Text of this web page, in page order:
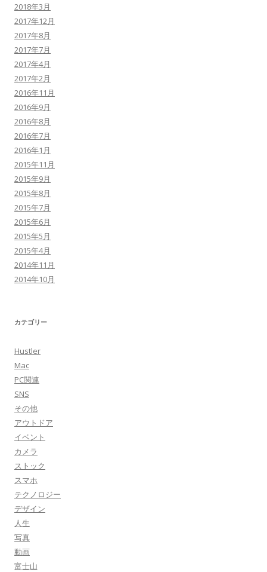
2018年3月
2017年12月
2017年8月
2017年7月
2017年4月
2017年2月
2016年11月
2016年9月
2016年8月
2016年7月
2016年1月
2015年11月
2015年9月
2015年8月
2015年7月
2015年6月
2015年5月
2015年4月
2014年11月
2014年10月
カテゴリー
Hustler
Mac
PC関連
SNS
その他
アウトドア
イベント
カメラ
ストック
スマホ
テクノロジー
デザイン
人生
写真
動画
富士山